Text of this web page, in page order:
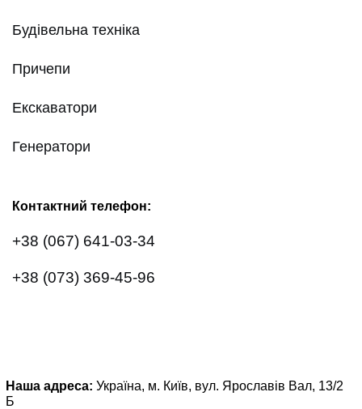
Будівельна техніка
Причепи
Екскаватори
Генератори
Контактний телефон:
+38 (067) 641-03-34
+38 (073) 369-45-96
Наша адреса: Україна, м. Київ, вул. Ярославів Вал, 13/2
Б